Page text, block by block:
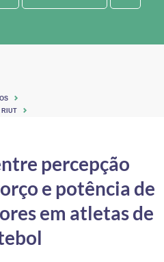
Humanos
RIUT
percepção
e potência de
em atletas de